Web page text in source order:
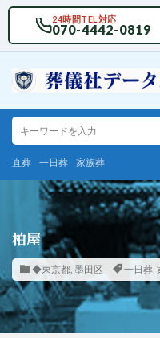
24時間TEL対応
070-4442-0819
直葬 一日葬 家族葬
柏屋
◆東京都, 墨田区 一日葬,